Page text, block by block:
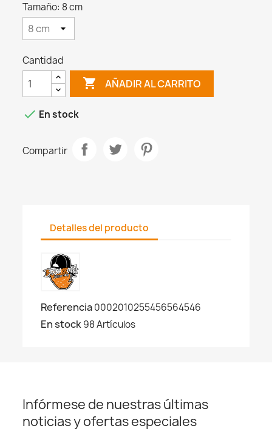
Tamaño: 8 cm
Cantidad
 AÑADIR AL CARRITO
 En stock
Compartir
Detalles del producto
Referencia0002010255456564546
En stock98 Artículos
Infórmese de nuestras últimas
noticias y ofertas especiales